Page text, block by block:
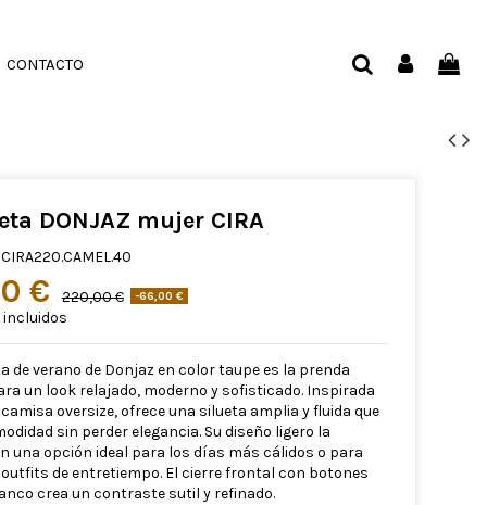
CONTACTO
DONJAZ mujer CIRA
CIRA220.CAMEL.40
€ 220,00 € -66,00 €
de verano de Donjaz en color taupe es la prenda
un look relajado, moderno y sofisticado. Inspirada
oversize, ofrece una silueta amplia y fluida que
sin perder elegancia. Su diseño ligero la
una opción ideal para los días más cálidos o para
de entretiempo. El cierre frontal con botones
crea un contraste sutil y refinado.